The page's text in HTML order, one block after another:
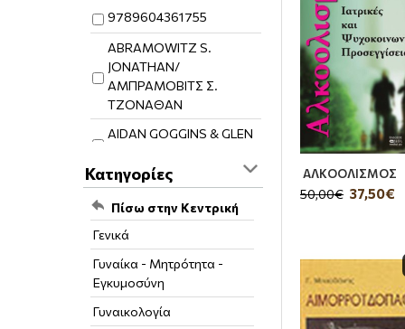
9789604361755
ABRAMOWITZ S.
JONATHAN/
ΑΜΠΡΑΜΟΒΙΤΣ Σ.
ΤΖΟΝΑΘΑΝ
AIDAN GOGGINS & GLEN
ALDERSEY-WILLIAMS
HUGH/ΑΛΝΤΕΡΣΕΙ-
ΓΟΥΙΛΙΑΜΣ ΧΙΟΥ
ALEXANDER LOYD /
ΑΛΕΞΑΝΤΕΡ ΛΟΙΝΤ
ANDREW WHITEHOUSE /
ΑΝΤΡΙΟΥ ΓΟΥΑΙΤΧΑΟΥΖ
Κατηγορίες
Πίσω στην Κεντρική
Γενικά
Γυναίκα - Μητρότητα -
Εγκυμοσύνη
Γυναικολογία
ΑΛΚΟΟΛΙΣΜΟΣ
37,50€
50,00€